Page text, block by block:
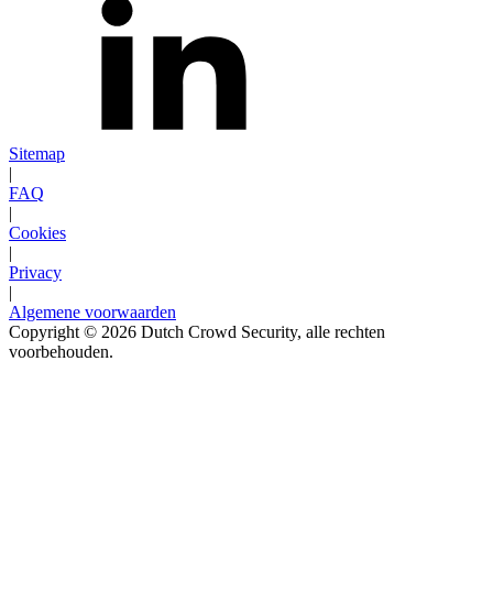
Sitemap
|
FAQ
|
Cookies
|
Privacy
|
Algemene voorwaarden
Copyright © 2026 Dutch Crowd Security, alle rechten
voorbehouden.